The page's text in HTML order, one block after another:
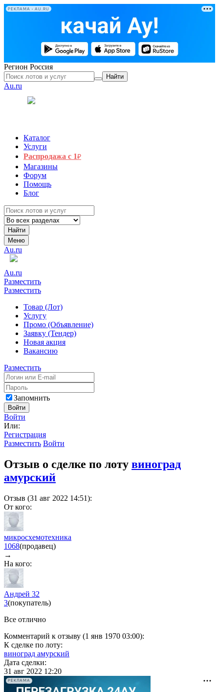
РЕКЛАМА • AU.RU
Регион Россия
Найти
Au.ru
Каталог
Услуги
Распродажа с 1₽
Магазины
Форум
Помощь
Блог
Найти
Меню
Au.ru
Au.ru
Разместить
Разместить
Товар (Лот)
Услугу
Промо (Объявление)
Заявку (Тендер)
Новая акция
Вакансию
Разместить
Запомнить
Войти
Войти
Или:
Регистрация
Разместить Войти
Отзыв о сделке по лоту виноград
амурский
Отзыв (31 авг 2022 14:51):
От кого:
микросхемотехника
1068(продавец)
→
На кого:
Андрей 32
3(покупатель)
Все отлично
Комментарий к отзыву (1 янв 1970 03:00):
К сделке по лоту:
виноград амурский
Дата сделки:
31 авг 2022 12:20
РЕКЛАМА